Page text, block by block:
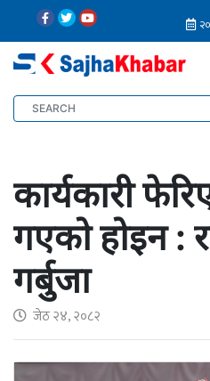
कार्यकारी
गएको होइन :
गर्बुजा
जेठ २४, २०८२